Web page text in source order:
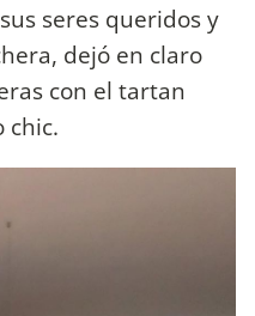
seres queridos y
dejó en claro
con el tartan
chic.